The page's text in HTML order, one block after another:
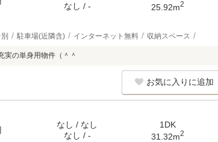
なし / -
25.92m2
駐車場(近隣含) インターネット無料 収納スペース
実の単身用物件（＾＾
お気に入りに追加
なし / なし
なし / -
1DK
31.32m2